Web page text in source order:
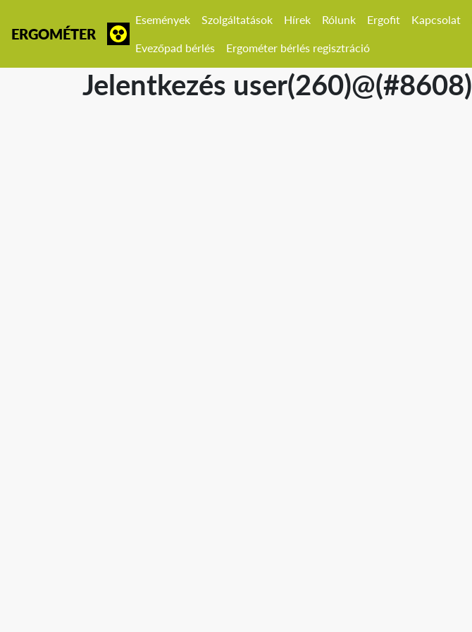
ERGOMÉTER
Események Szolgáltatások Hírek Rólunk Ergofit Kapcsolat
Evezőpad bérlés Ergométer bérlés regisztráció
Jelentkezés user(260)@(#8608)